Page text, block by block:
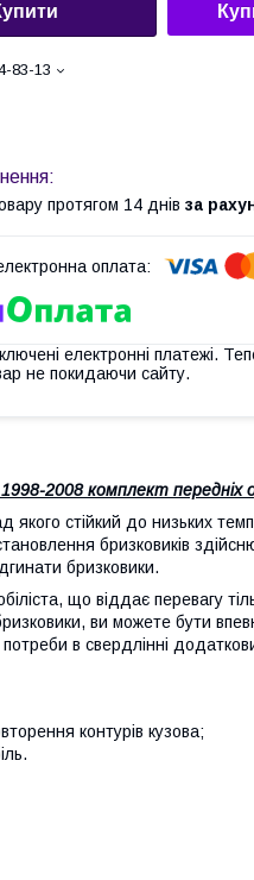
83-13
протягом 14 днів за
електронні платежі.
не покидаючи сайту.
2008 комплект передніх
якого стійкий до низьких
бризковиків
бризковики.
що віддає перевагу
ви можете бути
в свердлінні
контурів кузова;